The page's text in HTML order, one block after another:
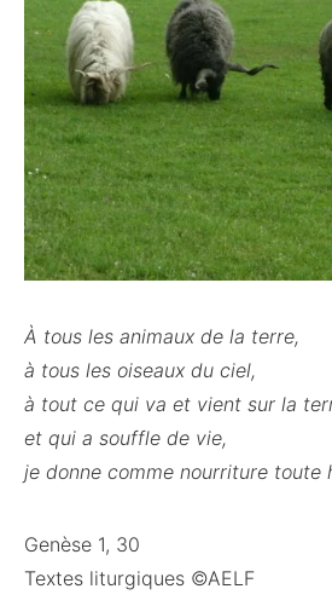
À tous les animaux de la terre,
à tous les oiseaux du ciel,
à tout ce qui va et vient sur la
et qui a souffle de vie,
je donne comme nourriture toute
Genèse 1, 30
Textes liturgiques ©AELF